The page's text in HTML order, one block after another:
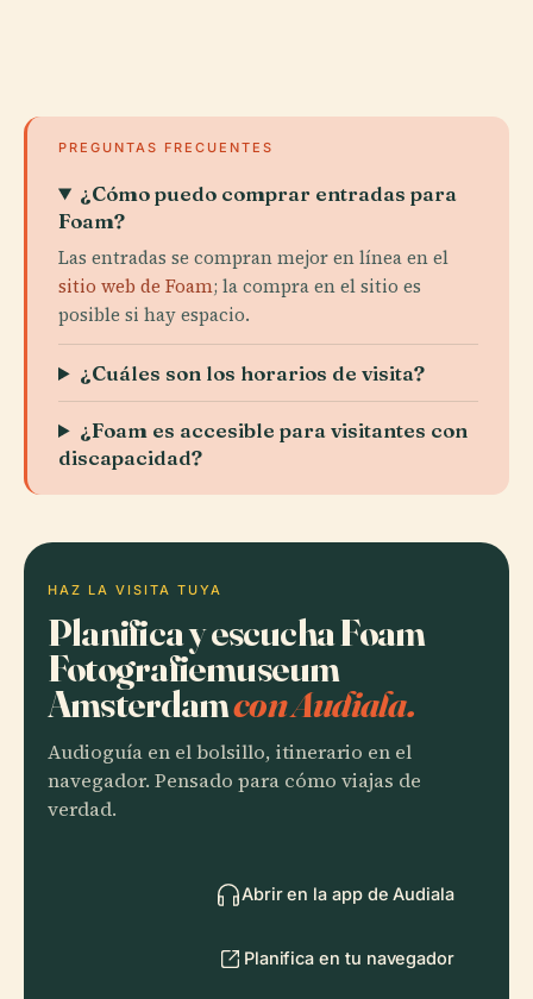
PREGUNTAS FRECUENTES
¿Cómo puedo comprar entradas para
Foam?
Las entradas se compran mejor en línea en el
sitio web de Foam; la compra en el sitio es
posible si hay espacio.
¿Cuáles son los horarios de visita?
¿Foam es accesible para visitantes con
discapacidad?
HAZ LA VISITA TUYA
Planifica y escucha Foam
Fotografiemuseum
Amsterdamcon Audiala.
Audioguía en el bolsillo, itinerario en el
navegador. Pensado para cómo viajas de
verdad.
Abrir en la app de Audiala
Planifica en tu navegador